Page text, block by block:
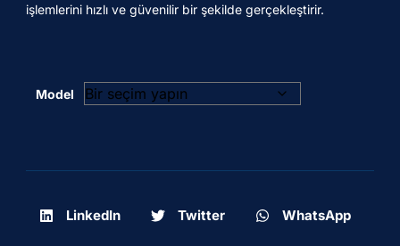
işlemlerini hızlı ve güvenilir bir şekilde gerçekleştirir.
Model
LinkedIn Twitter WhatsApp